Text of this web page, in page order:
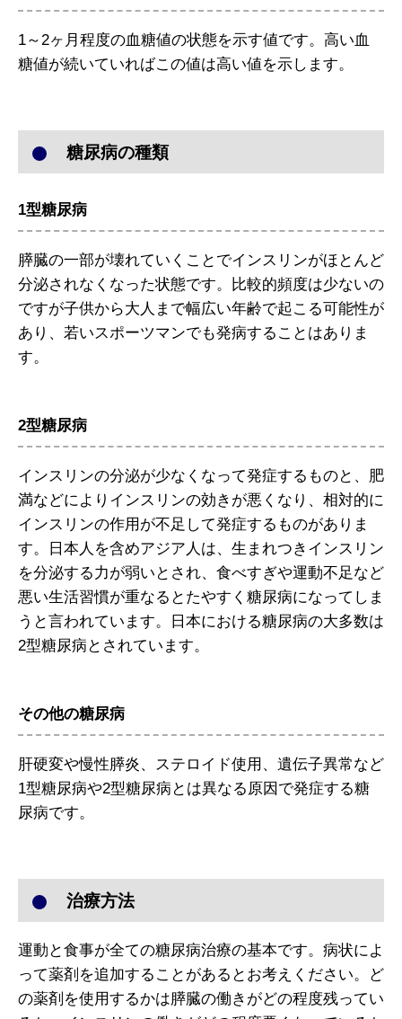
1～2ヶ月程度の血糖値の状態を示す値です。高い血
糖値が続いていればこの値は高い値を示します。
糖尿病の種類
1型糖尿病
膵臓の一部が壊れていくことでインスリンがほとんど
分泌されなくなった状態です。比較的頻度は少ないの
ですが子供から大人まで幅広い年齢で起こる可能性が
あり、若いスポーツマンでも発病することはありま
す。
2型糖尿病
インスリンの分泌が少なくなって発症するものと、肥
満などによりインスリンの効きが悪くなり、相対的に
インスリンの作用が不足して発症するものがありま
す。日本人を含めアジア人は、生まれつきインスリン
を分泌する力が弱いとされ、食べすぎや運動不足など
悪い生活習慣が重なるとたやすく糖尿病になってしま
うと言われています。日本における糖尿病の大多数は
2型糖尿病とされています。
その他の糖尿病
肝硬変や慢性膵炎、ステロイド使用、遺伝子異常など
1型糖尿病や2型糖尿病とは異なる原因で発症する糖
尿病です。
治療方法
運動と食事が全ての糖尿病治療の基本です。病状によ
って薬剤を追加することがあるとお考えください。ど
の薬剤を使用するかは膵臓の働きがどの程度残ってい